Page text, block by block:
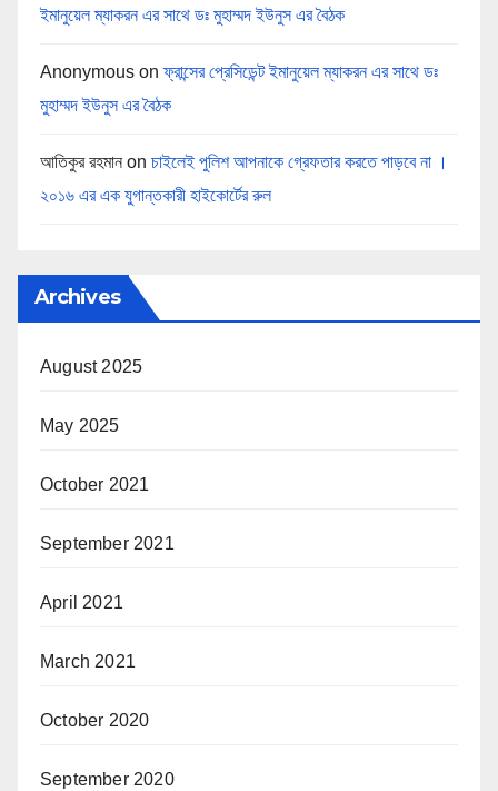
ইমানুয়েল ম্যাকরন এর সাথে ডঃ মুহাম্মদ ইউনুস এর বৈঠক
Anonymous onফ্রান্সের প্রেসিডেন্ট ইমানুয়েল ম্যাকরন এর সাথে ডঃ
মুহাম্মদ ইউনুস এর বৈঠক
আতিকুর রহমান on চাইলেই পুলিশ আপনাকে গ্রেফতার করতে পাড়বে না ।
২০১৬ এর এক যুগান্তকারী হাইকোর্টের রুল
Archives
August 2025
May 2025
October 2021
September 2021
April 2021
March 2021
October 2020
September 2020